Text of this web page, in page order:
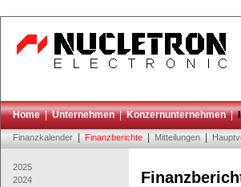
Home|Unternehmen|Konzernunternehmen|
Finanzkalender Finanzberichte Mitteilungen
2025
2024